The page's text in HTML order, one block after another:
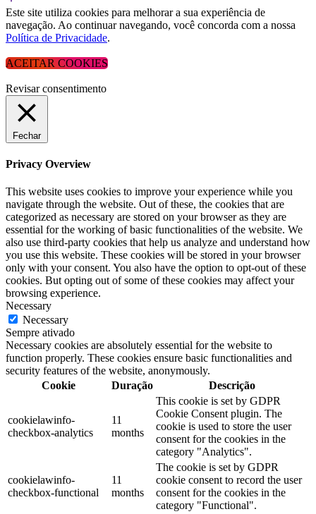
Este site utiliza cookies para melhorar a sua experiência de
navegação. Ao continuar navegando, você concorda com a nossa
Política de Privacidade.
ACEITAR COOKIES
Revisar consentimento
Fechar
Privacy Overview
This website uses cookies to improve your experience while you
navigate through the website. Out of these, the cookies that are
categorized as necessary are stored on your browser as they are
essential for the working of basic functionalities of the website. We
also use third-party cookies that help us analyze and understand how
you use this website. These cookies will be stored in your browser
only with your consent. You also have the option to opt-out of these
cookies. But opting out of some of these cookies may affect your
browsing experience.
Necessary
Necessary
Sempre ativado
Necessary cookies are absolutely essential for the website to
function properly. These cookies ensure basic functionalities and
security features of the website, anonymously.
Cookie
Duração Descrição
cookielawinfo-
checkbox-analytics
11
months
This cookie is set by GDPR
Cookie Consent plugin. The
cookie is used to store the user
consent for the cookies in the
category "Analytics".
cookielawinfo-
checkbox-functional
11
months
The cookie is set by GDPR
cookie consent to record the user
consent for the cookies in the
category "Functional".